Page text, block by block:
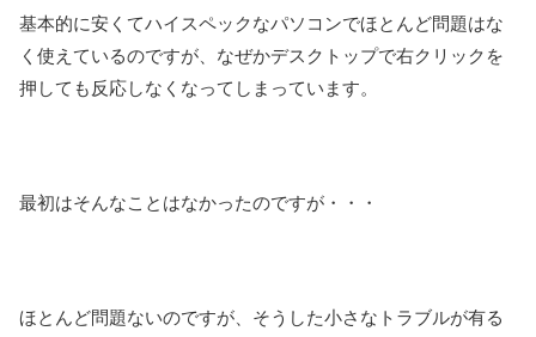
基本的に安くてハイスペックなパソコンでほとんど問題はな
く使えているのですが、なぜかデスクトップで右クリックを
押しても反応しなくなってしまっています。
最初はそんなことはなかったのですが・・・
ほとんど問題ないのですが、そうした小さなトラブルが有る